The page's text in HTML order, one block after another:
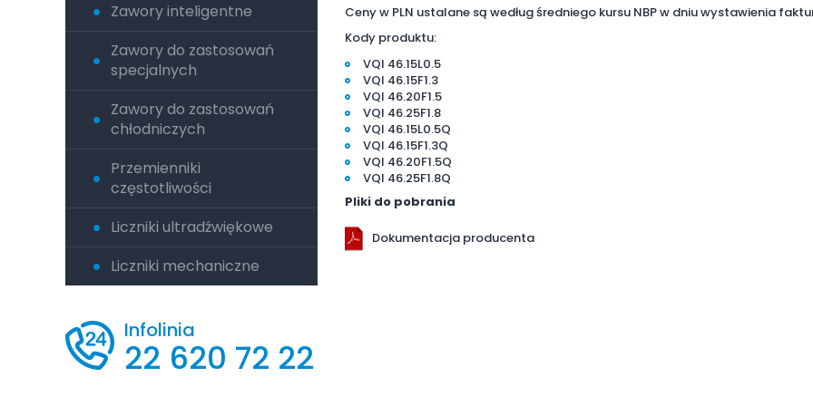
Zawory inteligentne
Zawory do zastosowań
specjalnych
Zawory do zastosowań
chłodniczych
Przemienniki
częstotliwości
Liczniki ultradźwiękowe
Liczniki mechaniczne
Infolinia
22 620 72 22
Ceny w PLN ustalane są według średniego kursu NBP w dniu wystawienia
Kody produktu:
VQI 46.15L0.5
VQI 46.15F1.3
VQI 46.20F1.5
VQI 46.25F1.8
VQI 46.15L0.5Q
VQI 46.15F1.3Q
VQI 46.20F1.5Q
VQI 46.25F1.8Q
Pliki do pobrania
Dokumentacja producenta